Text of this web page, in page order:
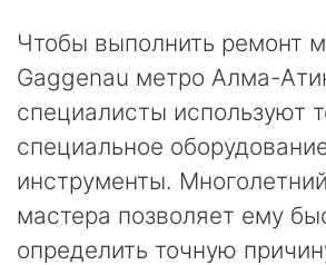
Чтобы выполнить ремонт
Gaggenau метро Алма-
специалисты используют
специальное
инструменты.
мастера позволяет ему
определить точную